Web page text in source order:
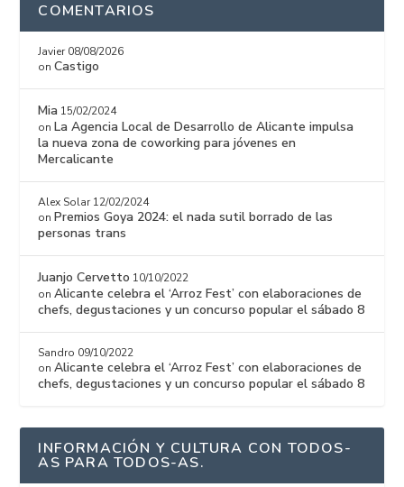
COMENTARIOS
Javier 08/08/2026
onCastigo
Mia 15/02/2024
on La Agencia Local de Desarrollo de Alicante impulsa
la nueva zona de coworking para jóvenes en
Mercalicante
Alex Solar 12/02/2024
on Premios Goya 2024: el nada sutil borrado de las
personas trans
Juanjo Cervetto 10/10/2022
onAlicante celebra el ‘Arroz Fest’ con elaboraciones de
chefs, degustaciones y un concurso popular el sábado 8
Sandro 09/10/2022
onAlicante celebra el ‘Arroz Fest’ con elaboraciones de
chefs, degustaciones y un concurso popular el sábado 8
INFORMACIÓN Y CULTURA CON TODOS-
AS PARA TODOS-AS.